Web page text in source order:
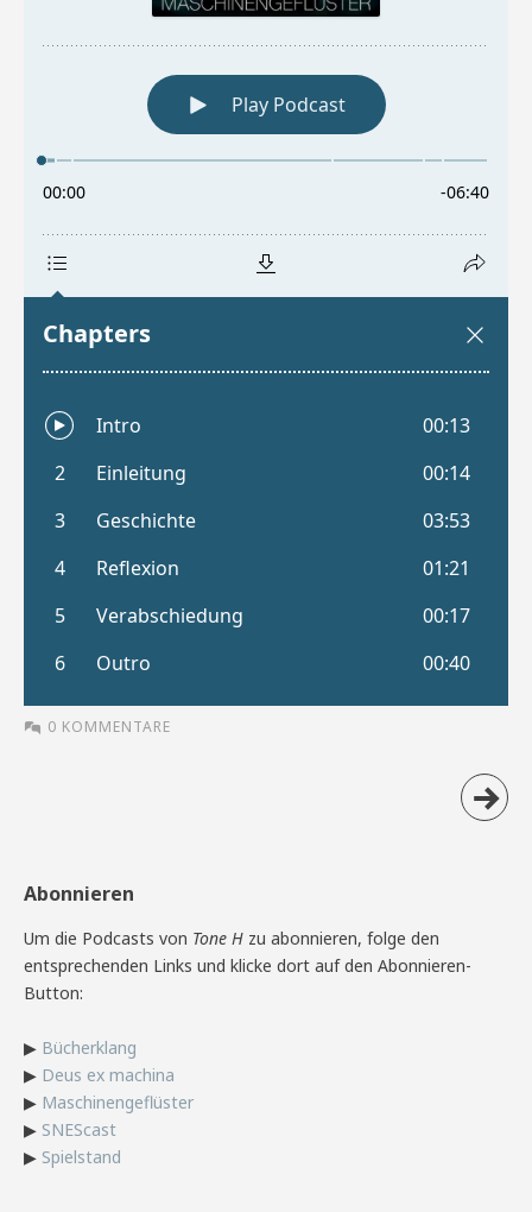
0 KOMMENTARE
Abonnieren
Um die Podcasts von Tone H zu abonnieren, folge den
entsprechenden Links und klicke dort auf den Abonnieren-
Button:
▶ Bücherklang
▶ Deus ex machina
▶ Maschinengeflüster
▶ SNEScast
▶ Spielstand